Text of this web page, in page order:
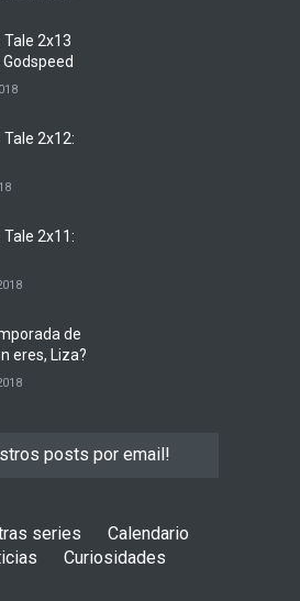
2x13
2x12:
2x11:
de
eres, Liza?
posts por email!
series
Calendario
Curiosidades